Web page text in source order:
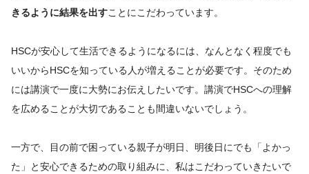
きるように結果を出すことにこだわっています。
HSCが安心して生活できるようになるには、なんとなく程度でも
いいからHSCを知っている人が増えることが必要です。そのため
には講演で一度に大勢にお伝えしたいです。講演でHSCへの理解
を広めることが大切であることも間違いないでしょう。
一方で、目の前で困っている親子が明日、明後日にでも「よかっ
た」と安心できるための取り組みに、私はこだわっていきたいで